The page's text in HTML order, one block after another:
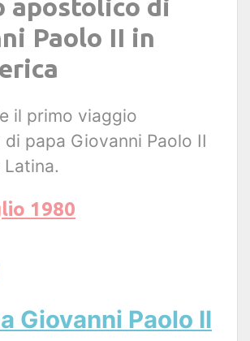
apostolico di
Paolo II in
il primo viaggio
papa Giovanni Paolo II
Latina.
1980
Giovanni Paolo II